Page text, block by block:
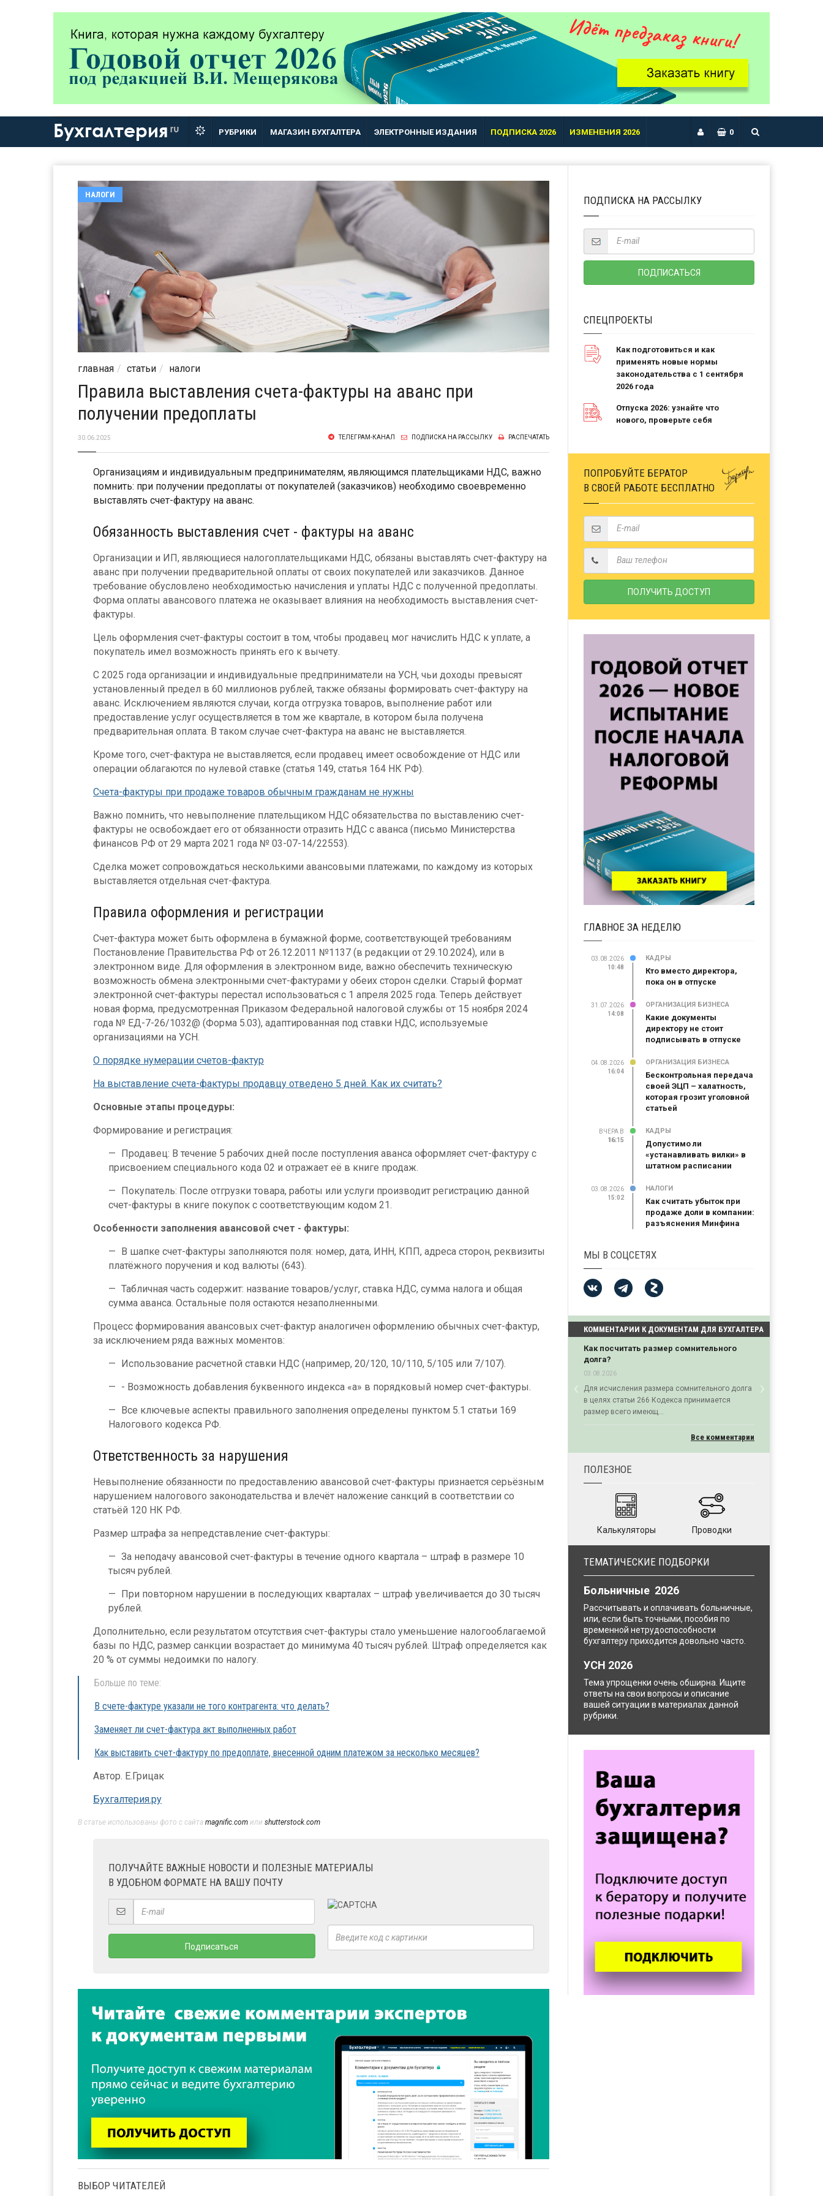
Бухгалтерия ru РУБРИКИ МАГАЗИН БУХГАЛТЕРА ЭЛЕКТРОННЫЕ ИЗДАНИЯ ПОДПИСКА 2026 ИЗМЕНЕНИЯ 2026 0
НАЛОГИ
главная статьи налоги
Правила выставления счета-фактуры на аванс при
получении предоплаты
30.06.2025 РАСПЕЧАТАТЬ
ПОДПИСКА НА РАССЫЛКУ
ТЕЛЕГРАМ-КАНАЛ
Организациям и индивидуальным предпринимателям, являющимся плательщиками НДС, важно
помнить: при получении предоплаты от покупателей (заказчиков) необходимо своевременно
выставлять счет-фактуру на аванс.
Обязанность выставления счет - фактуры на аванс
Организации и ИП, являющиеся налогоплательщиками НДС, обязаны выставлять счет-фактуру на
аванс при получении предварительной оплаты от своих покупателей или заказчиков. Данное
требование обусловлено необходимостью начисления и уплаты НДС с полученной предоплаты.
Форма оплаты авансового платежа не оказывает влияния на необходимость выставления счет-
фактуры.
Цель оформления счет-фактуры состоит в том, чтобы продавец мог начислить НДС к уплате, а
покупатель имел возможность принять его к вычету.
С 2025 года организации и индивидуальные предприниматели на УСН, чьи доходы превысят
установленный предел в 60 миллионов рублей, также обязаны формировать счет-фактуру на
аванс. Исключением являются случаи, когда отгрузка товаров, выполнение работ или
предоставление услуг осуществляется в том же квартале, в котором была получена
предварительная оплата. В таком случае счет-фактура на аванс не выставляется.
Кроме того, счет-фактура не выставляется, если продавец имеет освобождение от НДС или
операции облагаются по нулевой ставке (статья 149, статья 164 НК РФ).
Счета-фактуры при продаже товаров обычным гражданам не нужны
Важно помнить, что невыполнение плательщиком НДС обязательства по выставлению счет-
фактуры не освобождает его от обязанности отразить НДС с аванса (письмо Министерства
финансов РФ от 29 марта 2021 года № 03-07-14/22553).
Сделка может сопровождаться несколькими авансовыми платежами, по каждому из которых
выставляется отдельная счет-фактура.
Правила оформления и регистрации
Счет-фактура может быть оформлена в бумажной форме, соответствующей требованиям
Постановление Правительства РФ от 26.12.2011 №1137 (в редакции от 29.10.2024), или в
электронном виде. Для оформления в электронном виде, важно обеспечить техническую
возможность обмена электронными счет-фактурами у обеих сторон сделки. Старый формат
электронной счет-фактуры перестал использоваться с 1 апреля 2025 года. Теперь действует
новая форма, предусмотренная Приказом Федеральной налоговой службы от 15 ноября 2024
года № ЕД-7-26/1032@ (Форма 5.03), адаптированная под ставки НДС, используемые
организациями на УСН.
О порядке нумерации счетов-фактур
На выставление счета-фактуры продавцу отведено 5 дней. Как их считать?
Основные этапы процедуры:
Формирование и регистрация:
Продавец: В течение 5 рабочих дней после поступления аванса оформляет счет-фактуру с
присвоением специального кода 02 и отражает её в книге продаж.
Покупатель: После отгрузки товара, работы или услуги производит регистрацию данной
счет-фактуры в книге покупок с соответствующим кодом 21.
Особенности заполнения авансовой счет - фактуры:
В шапке счет-фактуры заполняются поля: номер, дата, ИНН, КПП, адреса сторон, реквизиты
платёжного поручения и код валюты (643).
Табличная часть содержит: название товаров/услуг, ставка НДС, сумма налога и общая
сумма аванса. Остальные поля остаются незаполненными.
Процесс формирования авансовых счет-фактур аналогичен оформлению обычных счет-фактур,
за исключением ряда важных моментов:
Использование расчетной ставки НДС (например, 20/120, 10/110, 5/105 или 7/107).
- Возможность добавления буквенного индекса «a» в порядковый номер счет-фактуры.
Все ключевые аспекты правильного заполнения определены пунктом 5.1 статьи 169
Налогового кодекса РФ.
Ответственность за нарушения
Невыполнение обязанности по предоставлению авансовой счет-фактуры признается серьёзным
нарушением налогового законодательства и влечёт наложение санкций в соответствии со
статьёй 120 НК РФ.
Размер штрафа за непредставление счет-фактуры:
За неподачу авансовой счет-фактуры в течение одного квартала – штраф в размере 10
тысяч рублей.
При повторном нарушении в последующих кварталах – штраф увеличивается до 30 тысяч
рублей.
Дополнительно, если результатом отсутствия счет-фактуры стало уменьшение налогооблагаемой
базы по НДС, размер санкции возрастает до минимума 40 тысяч рублей. Штраф определяется как
20 % от суммы недоимки по налогу.
Больше по теме:
В счете-фактуре указали не того контрагента: что делать?
Заменяет ли счет-фактура акт выполненных работ
Как выставить счет-фактуру по предоплате, внесенной одним платежом за несколько месяцев?
Автор. Е.Грицак
Бухгалтерия.ру
В статье использованы фото с сайта magnific.com или shutterstock.com
ПОЛУЧАЙТЕ ВАЖНЫЕ НОВОСТИ И ПОЛЕЗНЫЕ МАТЕРИАЛЫ
В УДОБНОМ ФОРМАТЕ НА ВАШУ ПОЧТУ
ВЫБОР ЧИТАТЕЛЕЙ
ПОДПИСКА НА РАССЫЛКУ
СПЕЦПРОЕКТЫ
Как подготовиться и как
применять новые нормы
законодательства с 1 сентября
2026 года
Отпуска 2026: узнайте что
нового, проверьте себя
ПОПРОБУЙТЕ БЕРАТОР
В СВОЕЙ РАБОТЕ БЕСПЛАТНО
ГЛАВНОЕ ЗА НЕДЕЛЮ
03.08.2026
10:48
КАДРЫ
Кто вместо директора,
пока он в отпуске
31.07.2026
14:08
ОРГАНИЗАЦИЯ БИЗНЕСА
Какие документы
директору не стоит
подписывать в отпуске
04.08.2026
16:04
ОРГАНИЗАЦИЯ БИЗНЕСА
Бесконтрольная передача
своей ЭЦП – халатность,
которая грозит уголовной
статьей
ВЧЕРА В
16:15
16:15
КАДРЫ
Допустимо ли
«устанавливать вилки» в
штатном расписании
03.08.2026
15:02
НАЛОГИ
Как считать убыток при
продаже доли в компании:
разъяснения Минфина
МЫ В СОЦСЕТЯХ
КОММЕНТАРИИ К ДОКУМЕНТАМ ДЛЯ БУХГАЛТЕРА
Как посчитать размер сомнительного
долга?
03.08.2026
Для исчисления размера сомнительного долга
в целях статьи 266 Кодекса принимается
размер всего имеющ...
‹Previous ›Next
Все комментарии
ПОЛЕЗНОЕ
Калькуляторы Проводки
ТЕМАТИЧЕСКИЕ ПОДБОРКИ
Больничные 2026
Рассчитывать и оплачивать больничные,
или, если быть точными, пособия по
временной нетрудоспособности
бухгалтеру приходится довольно часто.
УСН 2026
Тема упрощенки очень обширна. Ищите
ответы на свои вопросы и описание
вашей ситуации в материалах данной
рубрики.